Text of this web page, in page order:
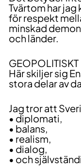
Tvärtom har
för respekt
minskad
och länder.
GEOPOLITISKT
Här skiljer sig
stora delar av
Jag tror att
• diplomati,
• balans,
• realism,
• dialog,
• och